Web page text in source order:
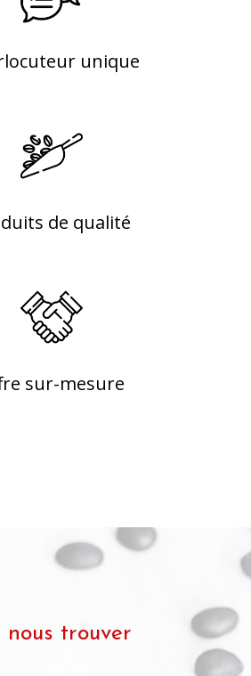
unique
de qualité
sur-mesure
nous trouver